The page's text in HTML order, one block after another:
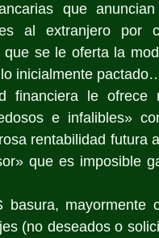
que
al extranjero por
se le oferta la
inicialmente
financiera le ofrece
e infalibles»
rentabilidad futura
que es imposible
mayormente
(no deseados o